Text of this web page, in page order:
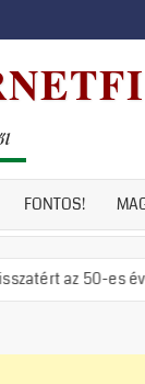
FONTOS!
évek rémuralma: